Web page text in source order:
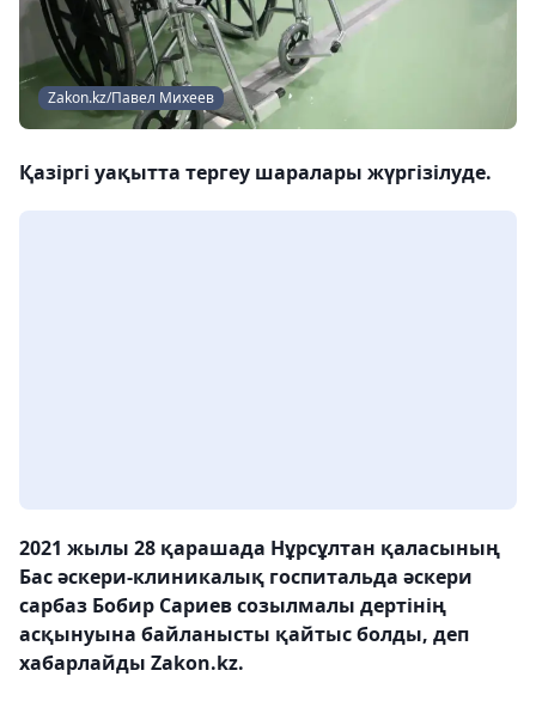
Zakon.kz/Павел Михеев
Қазіргі уақытта тергеу шаралары жүргізілуде.
2021 жылы 28 қарашада Нұрсұлтан қаласының
Бас әскери-клиникалық госпитальда әскери
сарбаз Бобир Сариев созылмалы дертінің
асқынуына байланысты қайтыс болды, деп
хабарлайды Zakon.kz.